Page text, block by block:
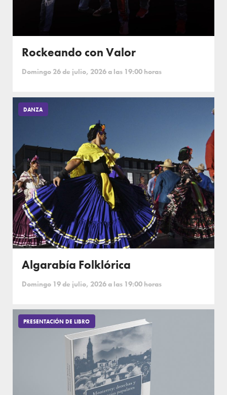
Rockeando con Valor
Domingo 26 de julio, 2026 a las 19:00 horas
DANZA
Algarabía Folklórica
Domingo 19 de julio, 2026 a las 19:00 horas
PRESENTACIÓN DE LIBRO